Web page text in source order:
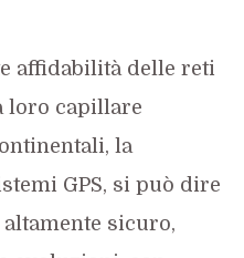
affidabilità delle reti
loro capillare
la
GPS, si può dire
sicuro,